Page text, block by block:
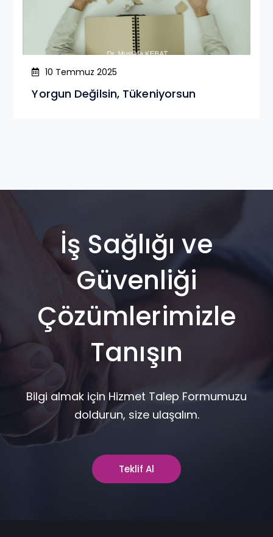
10 Temmuz 2025
Yorgun Değilsin, Tükeniyorsun
İş Sağlığı ve
Güvenliği
Çözümlerimizle
Tanışın
Bilgi almak için Hizmet Talep Formumuzu
doldurun, size ulaşalım.
Teklif Al